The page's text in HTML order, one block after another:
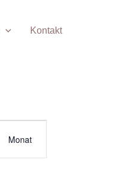
Kontakt
Ansichten-
Navigation
Monat